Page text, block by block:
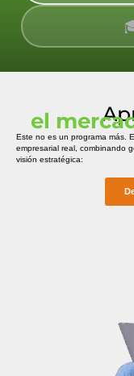
el
Este no es un programa más.
empresarial real, combinando
visión estratégica: